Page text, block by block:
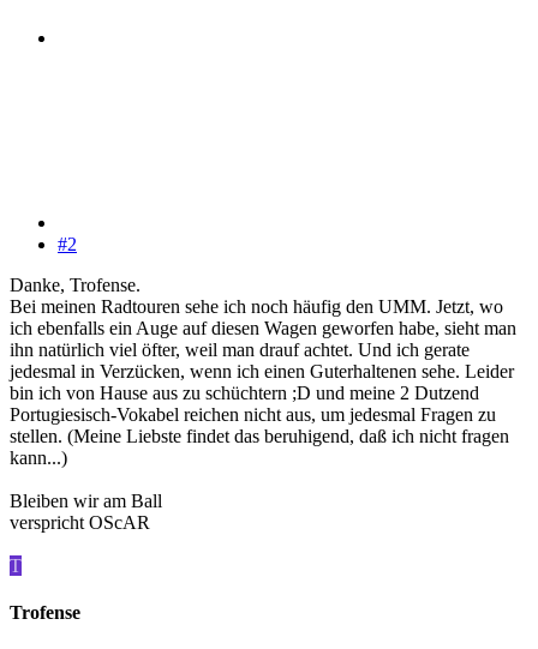
#2
Danke, Trofense.
Bei meinen Radtouren sehe ich noch häufig den UMM. Jetzt, wo
ich ebenfalls ein Auge auf diesen Wagen geworfen habe, sieht man
ihn natürlich viel öfter, weil man drauf achtet. Und ich gerate
jedesmal in Verzücken, wenn ich einen Guterhaltenen sehe. Leider
bin ich von Hause aus zu schüchtern ;D und meine 2 Dutzend
Portugiesisch-Vokabel reichen nicht aus, um jedesmal Fragen zu
stellen. (Meine Liebste findet das beruhigend, daß ich nicht fragen
kann...)
Bleiben wir am Ball
verspricht OScAR
T
Trofense